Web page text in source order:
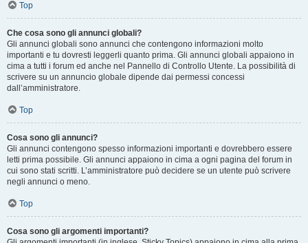
Top
Che cosa sono gli annunci globali?
Gli annunci globali sono annunci che contengono informazioni molto
importanti e tu dovresti leggerli quanto prima. Gli annunci globali appaiono in
cima a tutti i forum ed anche nel Pannello di Controllo Utente. La possibilità di
scrivere su un annuncio globale dipende dai permessi concessi
dall’amministratore.
Top
Cosa sono gli annunci?
Gli annunci contengono spesso informazioni importanti e dovrebbero essere
letti prima possibile. Gli annunci appaiono in cima a ogni pagina del forum in
cui sono stati scritti. L’amministratore può decidere se un utente può scrivere
negli annunci o meno.
Top
Cosa sono gli argomenti importanti?